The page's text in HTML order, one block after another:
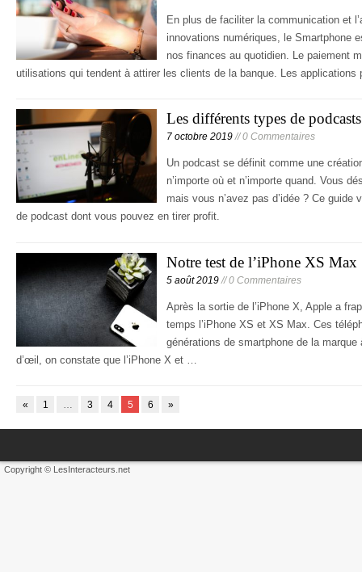
En plus de faciliter la communication et
innovations numériques, le Smartphone
nos finances au quotidien. Le paiement
utilisations qui tendent à attirer les clients de la banque. Les applications
Les différents types de podcasts
7 octobre 2019// 0 Commentaires
Un podcast se définit comme une
n’importe où et n’importe quand. Vous
mais vous n’avez pas d’idée ? Ce
de podcast dont vous pouvez en tirer profit.
Notre test de l’iPhone XS Max
5 août 2019// 0 Commentaires
Après la sortie de l’iPhone X, Apple a
temps l’iPhone XS et XS Max. Ces
générations de smartphone de la
d’œil, on constate que l’iPhone X et …
« 1 3 4 5 6 »
Copyright © LesInteracteurs.net